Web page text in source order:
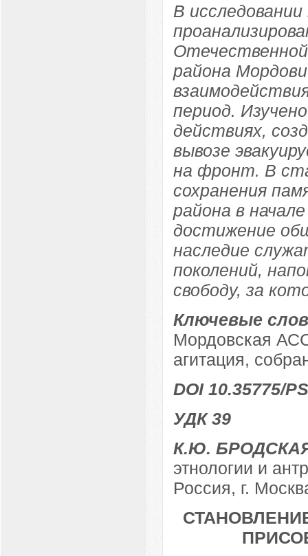
В
района
период.
действиях,
вывозе
на фронт. В
сохранения
района в
достижение
наследие
поколений,
свободу, за
Ключевые
Мордовская
агитация,
DOI 10.35775/
УДК 39
К.Ю.
этнологии и
Россия, г.